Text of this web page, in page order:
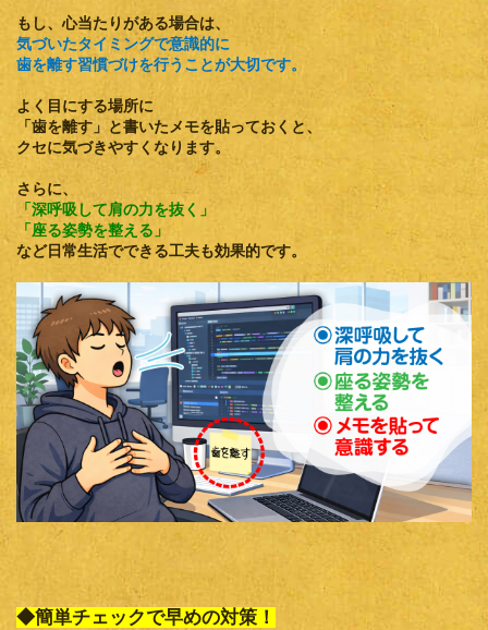
もし、心当たりがある場合は、
気づいたタイミングで意識的に
歯を離す習慣づけを行うことが大切です。
よく目にする場所に
「歯を離す」 と書いたメモを貼っておくと、
クセに気づきやすくなります。
さらに、
「深呼吸して肩の力を抜く」
「座る姿勢を整える」
など日常生活でできる工夫も効果的です。
◆簡単チェックで早めの対策！